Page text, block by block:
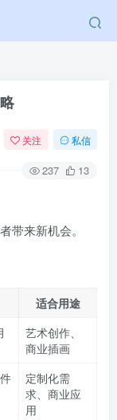
关注 私信
237 13
带来新机会。
适合用途
艺术创作、
商业插画
定制化需
求、商业应
用